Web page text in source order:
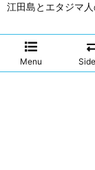
江田島とエタジマ
Menu